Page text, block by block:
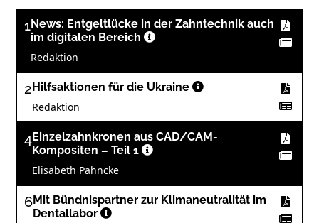
1News: Entgeltlücke in der Zahntechnik auch
im digitalen Bereich
Redaktion
2 Hilfsaktionen für die Ukraine
Redaktion
4Einzelzahnkronen aus CAD/CAM-
Kompositen – Teil 1
Elisabeth Pahncke
6Mit Bündnispartner zur Klimaneutralität im
Dentallabor